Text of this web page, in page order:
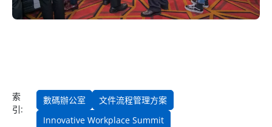
索
引:
數碼辦公室
文件流程管理方案
Innovative Workplace Summit